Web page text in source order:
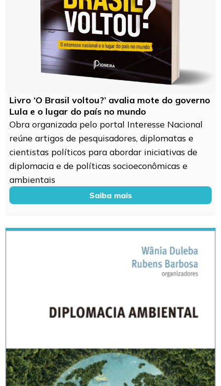
Livro ‘O Brasil voltou?’ avalia mote do governo
Lula e o lugar do país no mundo
Obra organizada pelo portal Interesse Nacional
reúne artigos de pesquisadores, diplomatas e
cientistas políticos para abordar iniciativas de
diplomacia e de políticas socioeconômicas e
ambientais
Saiba mais